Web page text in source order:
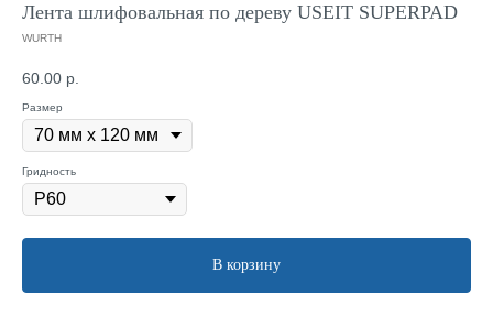
Лента шлифовальная по дереву USEIT SUPERPAD
WURTH
60.00 р.
Размер
Гридность
В корзину